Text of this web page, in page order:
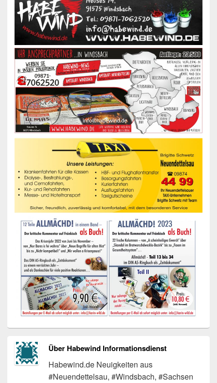
Über Habewind Informationsdienst
Habewind.de Neuigkeiten aus
#Neuendettelsau, #Windsbach, #Sachsen